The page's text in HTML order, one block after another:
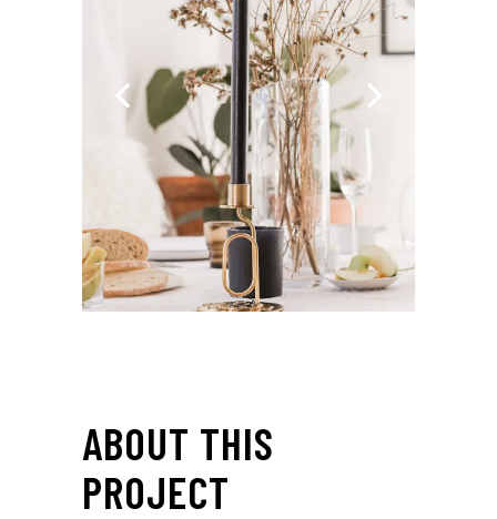
ABOUT THIS
PROJECT